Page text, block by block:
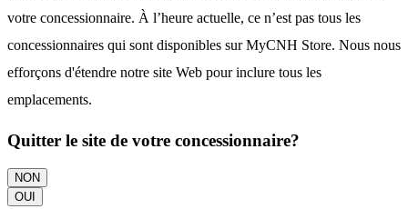
votre concessionnaire. À l’heure actuelle, ce n’est pas tous les
concessionnaires qui sont disponibles sur MyCNH Store. Nous nous
efforçons d'étendre notre site Web pour inclure tous les
emplacements.
Quitter le site de votre concessionnaire?
NON
OUI